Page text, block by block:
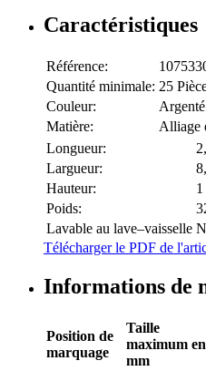
Caractéristiques
Référence:
Quantité minimale: 25
Couleur:
Argenté
Matière:
Alliage
Longueur:
Largueur:
Hauteur:
Poids:
Lavable au lave–vaisselle
Télécharger le PDF de
Informations de
Position de
marquage
Taille
maximum en
mm